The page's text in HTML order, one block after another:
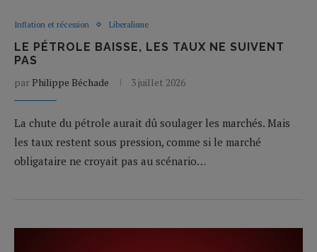
Inflation et récession Liberalisme
LE PÉTROLE BAISSE, LES TAUX NE SUIVENT
PAS
par Philippe Béchade 3 juillet 2026
La chute du pétrole aurait dû soulager les marchés. Mais
les taux restent sous pression, comme si le marché
obligataire ne croyait pas au scénario…